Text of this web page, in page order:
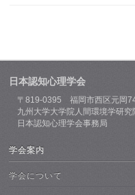
日本認知心理学会
〒819-0395 福岡市西区元岡
九州大学大学院人間環境学研究
日本認知心理学会事務局
学会案内
学会について